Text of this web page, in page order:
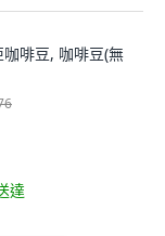
啡豆, 咖啡豆(無
達